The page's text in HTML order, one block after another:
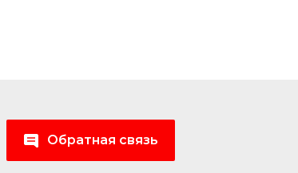
Обратная связь